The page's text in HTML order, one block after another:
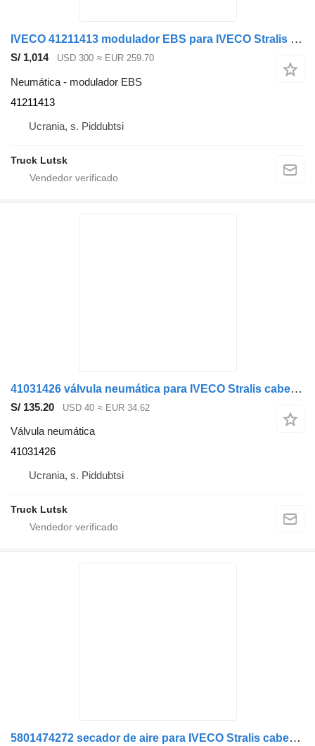
IVECO 41211413 modulador EBS para IVECO Stralis cabeza tractora
S/ 1,014 USD 300 ≈ EUR 259.70
Neumática - modulador EBS
41211413
Ucrania, s. Piddubtsi
Truck Lutsk
41031426 válvula neumática para IVECO Stralis cabeza tractora
S/ 135.20 USD 40 ≈ EUR 34.62
Válvula neumática
41031426
Ucrania, s. Piddubtsi
Truck Lutsk
5801474272 secador de aire para IVECO Stralis cabeza tractora